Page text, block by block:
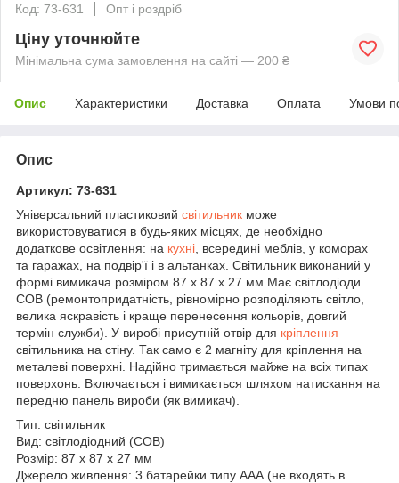
Код: 73-631
Опт і роздріб
Ціну уточнюйте
Мінімальна сума замовлення на сайті — 200 ₴
Опис Характеристики Доставка Оплата Умови
Опис
Артикул: 73-631
Універсальний пластиковий світильник може
використовуватися в будь-яких місцях, де необхідно
додаткове освітлення: на кухні , всередині меблів, у коморах
та гаражах, на подвір'ї і в альтанках. Світильник виконаний у
формі вимикача розміром 87 х 87 х 27 мм Має світлодіоди
СОВ (ремонтопридатність, рівномірно розподіляють світло,
велика яскравість і краще перенесення кольорів, довгий
термін служби). У виробі присутній отвір для кріплення
світильника на стіну. Так само є 2 магніту для кріплення на
металеві поверхні. Надійно тримається майже на всіх типах
поверхонь. Включається і вимикається шляхом натискання на
передню панель вироби (як вимикач).
Тип: світильник
Вид: світлодіодний (СОВ)
Розмір: 87 х 87 х 27 мм
Джерело живлення: 3 батарейки типу ААА (не входять в